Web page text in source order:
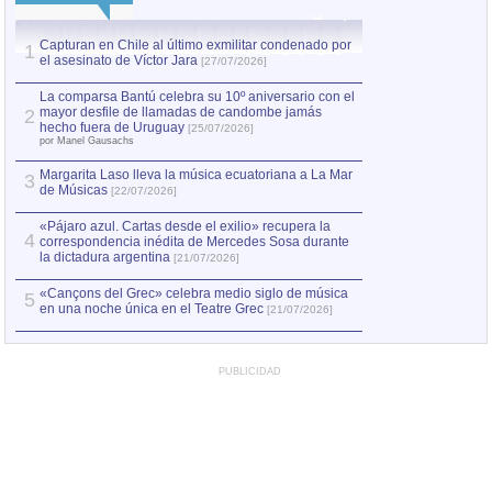
1 Capturan en Chile al último exmilitar condenado por
el asesinato de Víctor Jara [27/07/2026]
2
La comparsa Bantú celebra su 10º aniversario con el
mayor desfile de llamadas de candombe jamás
hecho fuera de Uruguay [25/07/2026]
por Manel Gausachs
3 Margarita Laso lleva la música ecuatoriana a La Mar
de Músicas [22/07/2026]
4
«Pájaro azul. Cartas desde el exilio» recupera la
correspondencia inédita de Mercedes Sosa durante
la dictadura argentina [21/07/2026]
5 «Cançons del Grec» celebra medio siglo de música
en una noche única en el Teatre Grec [21/07/2026]
PUBLICIDAD